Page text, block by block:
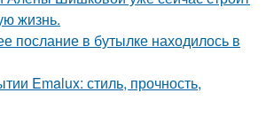
жизнь.
послание в бутылке находилось в
Emalux: стиль, прочность,